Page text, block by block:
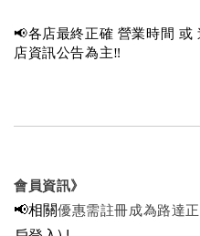
📢各店最終正確 營業時間 或
店資訊公告為主‼️
會員資訊》
📢相關優惠需註冊成為路達